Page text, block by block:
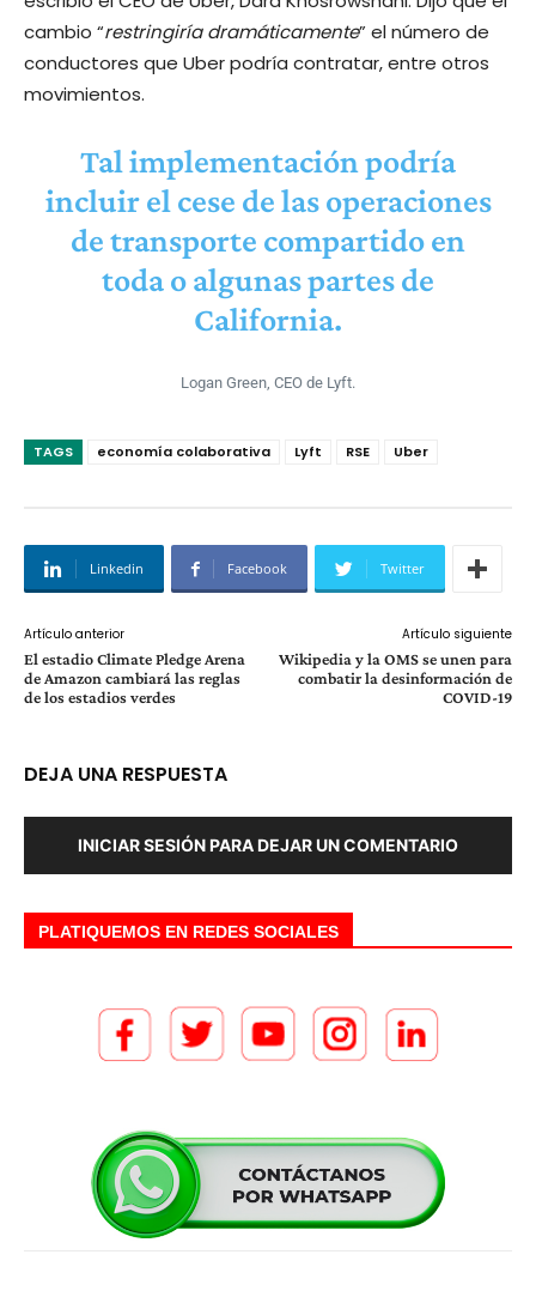
cambio “restringiría dramáticamente” el número de
conductores que Uber podría contratar, entre otros
movimientos.
Tal implementación podría
incluir el cese de las operaciones
de transporte compartido en
toda o algunas partes de
California.
Logan Green, CEO de Lyft.
TAGS economía colaborativa Lyft RSE Uber
Linkedin Facebook Twitter
Artículo anterior
El estadio Climate Pledge Arena
de Amazon cambiará las reglas
de los estadios verdes
Artículo siguiente
Wikipedia y la OMS se unen para
combatir la desinformación de
COVID-19
DEJA UNA RESPUESTA
INICIAR SESIÓN PARA DEJAR UN COMENTARIO
PLATIQUEMOS EN REDES SOCIALES